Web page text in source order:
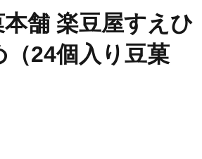
舗 楽豆屋すえひ
（24個入り豆菓